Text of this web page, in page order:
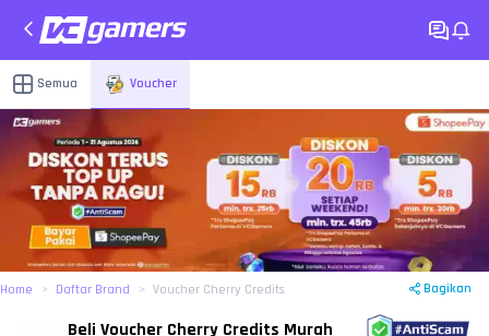
Semua Voucher
Home Daftar Brand Voucher Cherry Credits Bagikan
Beli Voucher Cherry Credits Murah